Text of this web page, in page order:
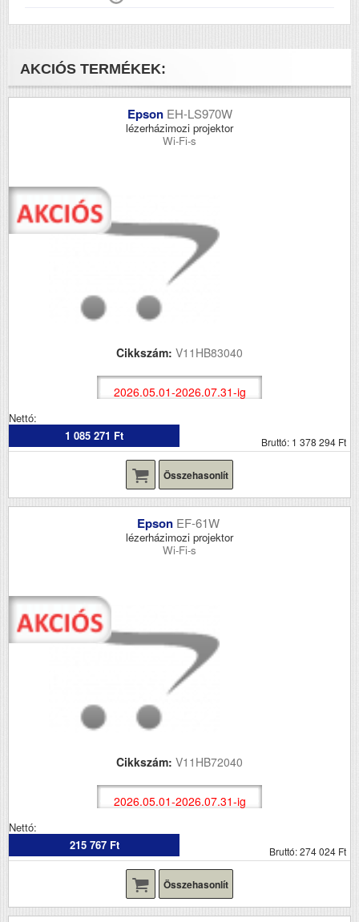
AKCIÓS TERMÉKEK:
Epson EH-LS970W
lézerházimozi projektor
Wi-Fi-s
Cikkszám: V11HB83040
2026.05.01-2026.07.31-ig
Nettó:
1 085 271 Ft
Bruttó: 1 378 294 Ft
Összehasonlít
Epson EF-61W
lézerházimozi projektor
Wi-Fi-s
Cikkszám: V11HB72040
2026.05.01-2026.07.31-ig
Nettó:
215 767 Ft
Bruttó: 274 024 Ft
Összehasonlít